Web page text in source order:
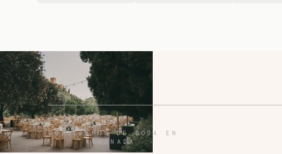
FOTÓGRAFOS DE BODA EN
GRANADA